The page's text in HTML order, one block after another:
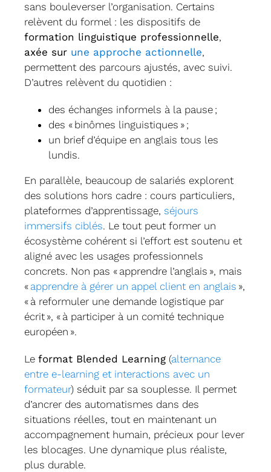
sans bouleverser l’organisation. Certains
relèvent du formel : les dispositifs de
formation linguistique professionnelle,
axée sur une approche actionnelle,
permettent des parcours ajustés, avec suivi.
D’autres relèvent du quotidien :
des échanges informels à la pause ;
des « binômes linguistiques » ;
un brief d’équipe en anglais tous les
lundis.
En parallèle, beaucoup de salariés explorent
des solutions hors cadre : cours particuliers,
plateformes d’apprentissage, séjours
immersifs ciblés. Le tout peut former un
écosystème cohérent si l’effort est soutenu et
aligné avec les usages professionnels
concrets. Non pas « apprendre l’anglais », mais
« apprendre à gérer un appel client en anglais »,
« à reformuler une demande logistique par
écrit », « à participer à un comité technique
européen ».
Le format Blended Learning(alternance
entre e-learning et interactions avec un
formateur) séduit par sa souplesse. Il permet
d’ancrer des automatismes dans des
situations réelles, tout en maintenant un
accompagnement humain, précieux pour lever
les blocages. Une dynamique plus réaliste,
plus durable.